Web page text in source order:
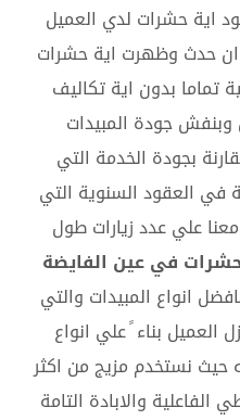
اية حشرات لدي العميل
حدث وظهرت اية حشرات
تماما بدون اية تكاليف
جودة المبيدات
بجودة الخدمة التي
في العقود السنوية التي
علي عدد زيارات طول
في عين الفايضة
انواع المبيدات والتي
العميل بناء ً علي انواع
حيث نستخدم مزيج من اكثر
والابادة التامة